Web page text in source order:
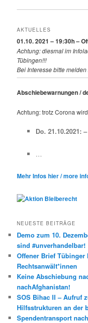
AKTUELLES
01.10. 2021 – 19:30h –
Achtung: diesmal im
Tübingen!!!
Bei Interesse bitte
Abschiebewarnungen /
Achtung: trotz Corona
Do. 21.10.2021:
…
Mehr Infos hier / more
NEUESTE BEITRÄGE
Demo zum 10.
sind #unverhandelbar!
Offener Brief
Rechtsanwält*innen
Keine Abschiebung
nachAfghanistan!
SOS Bihac II – Aufruf
Hilfsstrukturen an der
Spendentransport